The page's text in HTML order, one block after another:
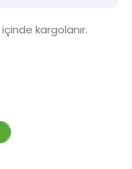
içinde kargolanır.